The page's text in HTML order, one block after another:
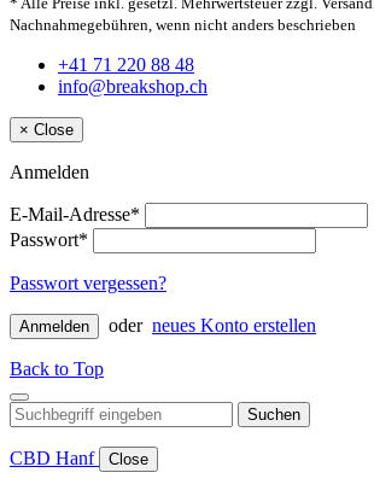
Nachnahmegebühren, wenn nicht anders beschrieben
+41 71 220 88 48
info@breakshop.ch
× Close
Anmelden
E-Mail-Adresse*
Passwort*
Passwort vergessen?
Anmelden oder neues Konto erstellen
Back to Top
Suchen
CBD Hanf Close